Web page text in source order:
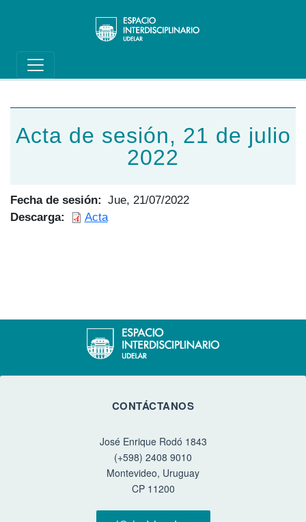
Main navigation
Acta de sesión, 21 de julio
2022
Fecha de sesión
Jue, 21/07/2022
Descarga
Acta
CONTÁCTANOS
José Enrique Rodó 1843
(+598) 2408 9010
Montevideo, Uruguay
CP 11200